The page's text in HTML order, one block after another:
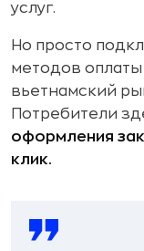
услуг.
Но просто
методов оплаты
вьетнамский
Потребители
оформления
клик.